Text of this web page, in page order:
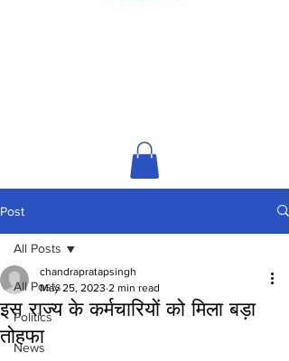
Post
All Posts
Politics
News
All Posts
इस राज्य के कर्मचारियों को मिला बड़ा
तोहफा
chandrapratapsingh
May 25, 2023 2 min read